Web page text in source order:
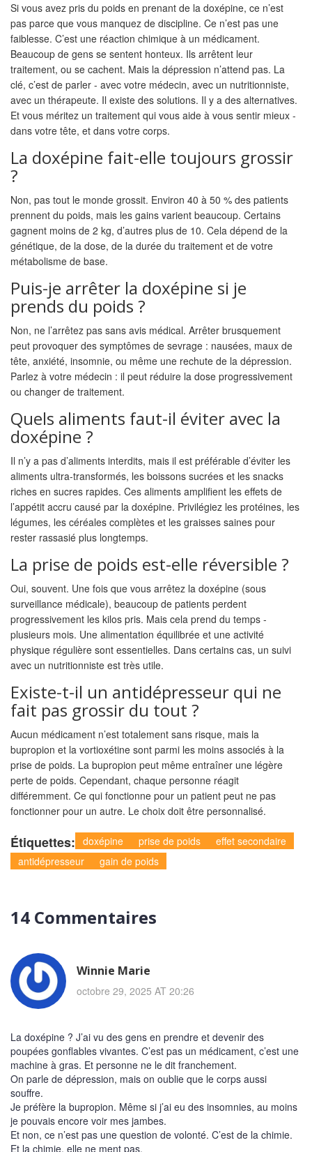
Si vous avez pris du poids en prenant de la doxépine, ce n’est
pas parce que vous manquez de discipline. Ce n’est pas une
faiblesse. C’est une réaction chimique à un médicament.
Beaucoup de gens se sentent honteux. Ils arrêtent leur
traitement, ou se cachent. Mais la dépression n’attend pas. La
clé, c’est de parler - avec votre médecin, avec un nutritionniste,
avec un thérapeute. Il existe des solutions. Il y a des alternatives.
Et vous méritez un traitement qui vous aide à vous sentir mieux -
dans votre tête, et dans votre corps.
La doxépine fait-elle toujours grossir
?
Non, pas tout le monde grossit. Environ 40 à 50 % des patients
prennent du poids, mais les gains varient beaucoup. Certains
gagnent moins de 2 kg, d’autres plus de 10. Cela dépend de la
génétique, de la dose, de la durée du traitement et de votre
métabolisme de base.
Puis-je arrêter la doxépine si je
prends du poids ?
Non, ne l’arrêtez pas sans avis médical. Arrêter brusquement
peut provoquer des symptômes de sevrage : nausées, maux de
tête, anxiété, insomnie, ou même une rechute de la dépression.
Parlez à votre médecin : il peut réduire la dose progressivement
ou changer de traitement.
Quels aliments faut-il éviter avec la
doxépine ?
Il n’y a pas d’aliments interdits, mais il est préférable d’éviter les
aliments ultra-transformés, les boissons sucrées et les snacks
riches en sucres rapides. Ces aliments amplifient les effets de
l’appétit accru causé par la doxépine. Privilégiez les protéines, les
légumes, les céréales complètes et les graisses saines pour
rester rassasié plus longtemps.
La prise de poids est-elle réversible ?
Oui, souvent. Une fois que vous arrêtez la doxépine (sous
surveillance médicale), beaucoup de patients perdent
progressivement les kilos pris. Mais cela prend du temps -
plusieurs mois. Une alimentation équilibrée et une activité
physique régulière sont essentielles. Dans certains cas, un suivi
avec un nutritionniste est très utile.
Existe-t-il un antidépresseur qui ne
fait pas grossir du tout ?
Aucun médicament n’est totalement sans risque, mais la
bupropion et la vortioxétine sont parmi les moins associés à la
prise de poids. La bupropion peut même entraîner une légère
perte de poids. Cependant, chaque personne réagit
différemment. Ce qui fonctionne pour un patient peut ne pas
fonctionner pour un autre. Le choix doit être personnalisé.
Étiquettes: doxépine prise de poids
effet secondaire
antidépresseur
gain de poids
14 Commentaires
Winnie Marie
octobre 29, 2025 AT 20:26
La doxépine ? J’ai vu des gens en prendre et devenir des
poupées gonflables vivantes. C’est pas un médicament, c’est une
machine à gras. Et personne ne le dit franchement.
On parle de dépression, mais on oublie que le corps aussi
souffre.
Je préfère la bupropion. Même si j’ai eu des insomnies, au moins
je pouvais encore voir mes jambes.
Et non, ce n’est pas une question de volonté. C’est de la chimie.
Et la chimie, elle ne ment pas.